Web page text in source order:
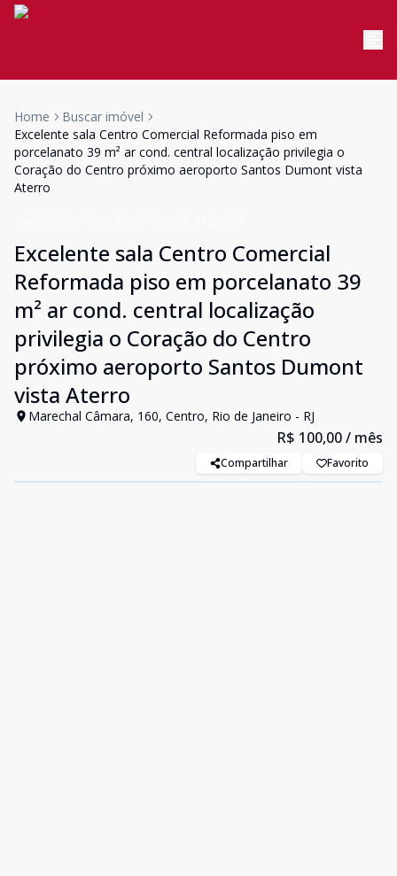
Home
Buscar imóvel
Excelente sala Centro Comercial Reformada piso em
porcelanato 39 m² ar cond. central localização privilegia o
Coração do Centro próximo aeroporto Santos Dumont vista
Aterro
Excelente sala Centro Comercial
Reformada piso em porcelanato 39
m² ar cond. central localização
privilegia o Coração do Centro
próximo aeroporto Santos Dumont
vista Aterro
Marechal Câmara, 160, Centro, Rio de Janeiro - RJ
R$ 100,00/ mês
Compartilhar Favorito